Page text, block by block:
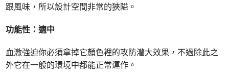
跟風味，所以設計空間非常的狹隘。
功能性：適中
血激強迫你必須拿掉它顏色裡的攻防灌大效果，不過除此之
外它在一般的環境中都能正常運作。